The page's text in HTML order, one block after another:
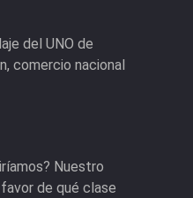
del UNO de
comercio nacional
Nuestro
de qué clase